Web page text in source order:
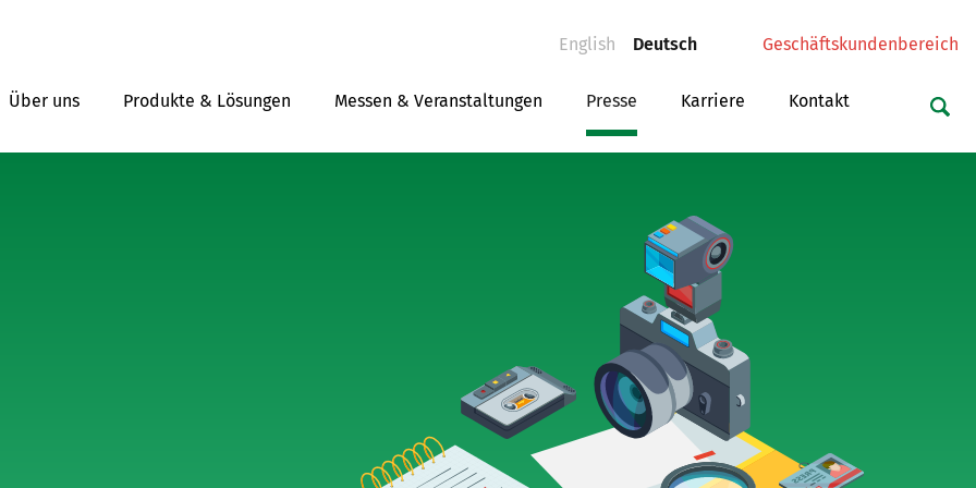
Über uns Produkte & Lösungen Messen & Veranstaltungen Presse Karriere Kontakt
English (current)
Deutsch(current)Geschäftskundenbereich